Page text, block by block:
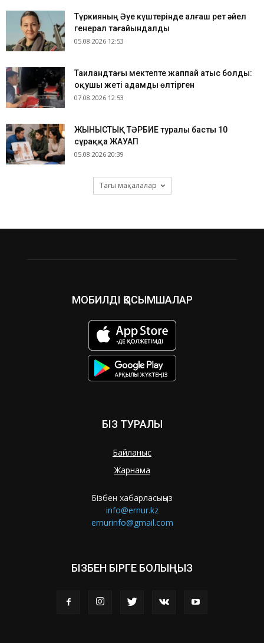
Түркияның Әуе күштерінде алғаш рет әйел
генерал тағайындалды
05.08.2026 12:53
Таиландтағы мектепте жаппай атыс болды:
оқушы жеті адамды өлтірген
07.08.2026 12:53
ЖЫНЫСТЫҚ ТӘРБИЕ туралы басты 10
сұраққа ЖАУАП
05.08.2026 20:39
Тағы мақалалар
МОБИЛДІ ҚОСЫМШАЛАР
БІЗ ТУРАЛЫ
Байланыс
Жарнама
Бізбен хабарласыңыз
info@ernur.kz
ernurinfo@gmail.com
БІЗБЕН БІРГЕ БОЛЫҢЫЗ